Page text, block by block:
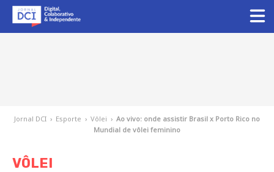
Jornal DCI › Esporte › Vôlei › Ao vivo: onde assistir Brasil x Porto Rico no
Mundial de vôlei feminino
VÔLEI